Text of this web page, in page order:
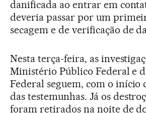
danificada ao entrar em
deveria passar por um
secagem e de verificação de
Nesta terça-feira, as
Ministério Público Federal e
Federal seguem, com o início
das testemunhas. Já os
foram retirados na noite de